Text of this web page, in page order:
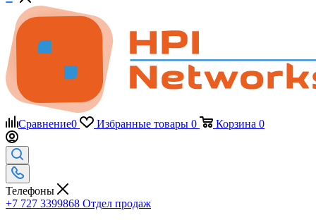
Сравнение0 Избранные товары 0 Корзина 0
Телефоны
+7 727 3399868 Отдел продаж